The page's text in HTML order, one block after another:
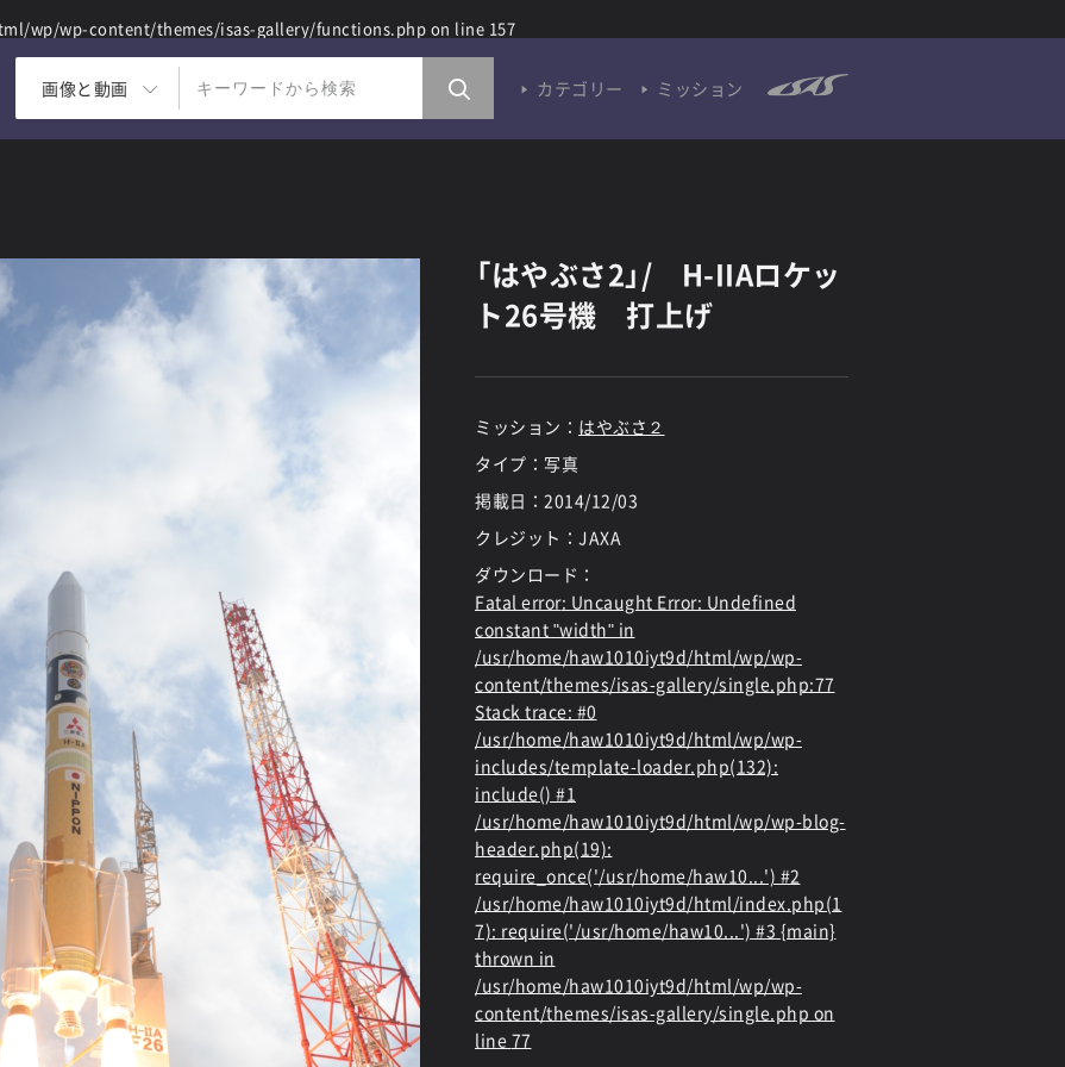
wp/wp-content/themes/isas-gallery/functions.php on line 157
画像と動画 カテゴリー ミッション
「はやぶさ2」/ H-IIAロケッ
ト26号機 打上げ
ミッション： はやぶさ２
タイプ：写真
掲載日： 2014/12/03
クレジット：JAXA
ダウンロード：
Fatal error: Uncaught Error: Undefined
constant "width" in
/usr/home/haw1010iyt9d/html/wp/wp-
content/themes/isas-gallery/single.php:77
Stack trace: #0
/usr/home/haw1010iyt9d/html/wp/wp-
includes/template-loader.php(132):
include() #1
/usr/home/haw1010iyt9d/html/wp/wp-blog-
header.php(19):
require_once('/usr/home/haw10...') #2
/usr/home/haw1010iyt9d/html/index.php(1
7): require('/usr/home/haw10...') #3 {main}
thrown in
/usr/home/haw1010iyt9d/html/wp/wp-
content/themes/isas-gallery/single.php on
line 77